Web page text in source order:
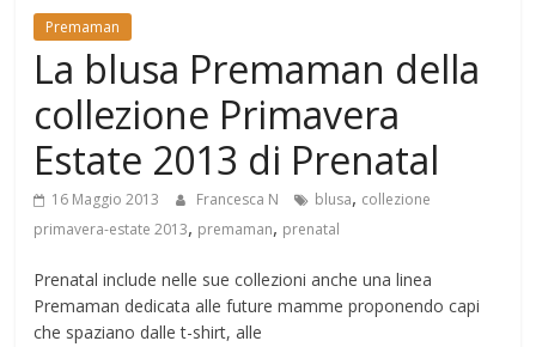
Mondo
Premaman
La blusa Premaman della
collezione Primavera
Estate 2013 di Prenatal
16 Maggio 2013 Francesca N blusa, collezione
primavera-estate 2013, premaman, prenatal
Prenatal include nelle sue collezioni anche una linea
Premaman dedicata alle future mamme proponendo capi
che spaziano dalle t-shirt, alle